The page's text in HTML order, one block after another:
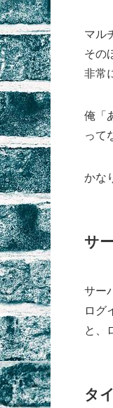
マル
その
非常
俺「
って
かな
サ
サー
ログ
と、
タ